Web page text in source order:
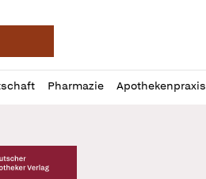
Pharmazie Apothekenpraxis
Verlag Logo